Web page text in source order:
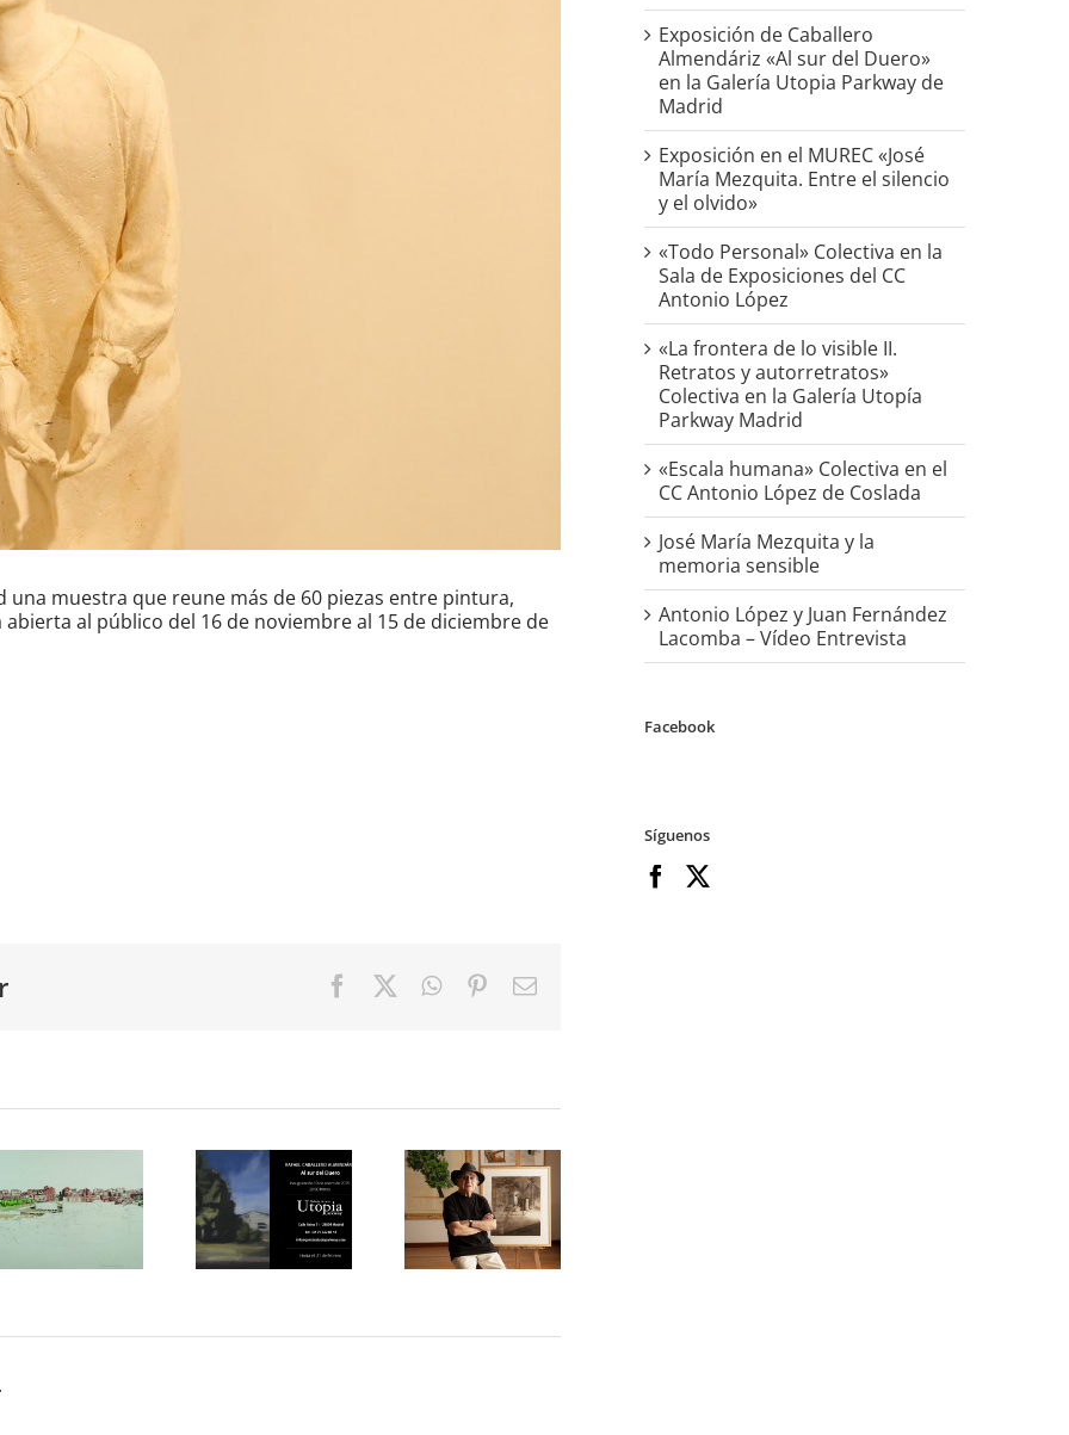
una muestra que reune más de 60 piezas entre pintura,
al público del 16 de noviembre al 15 de diciembre de
FacebookWhatsApp
PinterestCorreo
realismo
español
contemporáneo»
MUREC
Almendáriz
«Al sur
del
Duero»
en la
Galería
Parkway
«José
María
Mezquita.
Entre el
y el
Exposición de Caballero
Almendáriz «Al sur del Duero»
en la Galería Utopia Parkway de
Madrid
Exposición en el MUREC «José
María Mezquita. Entre el silencio
y el olvido»
«Todo Personal» Colectiva en la
Sala de Exposiciones del CC
Antonio López
«La frontera de lo visible II.
Retratos y autorretratos»
Colectiva en la Galería Utopía
Parkway Madrid
«Escala humana» Colectiva en el
CC Antonio López de Coslada
José María Mezquita y la
memoria sensible
Antonio López y Juan Fernández
Lacomba – Vídeo Entrevista
Facebook
Síguenos